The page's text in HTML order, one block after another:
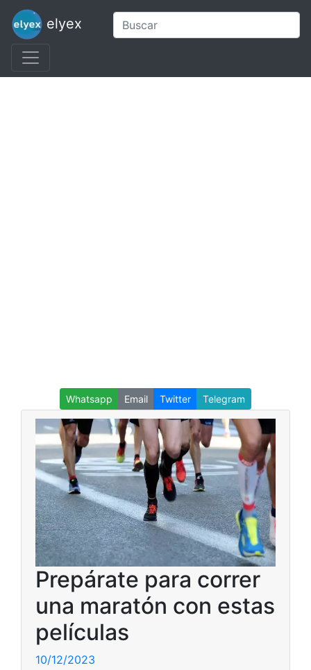
elyex
Whatsapp Email Twitter Telegram
Prepárate para correr
una maratón con estas
películas
10/12/2023